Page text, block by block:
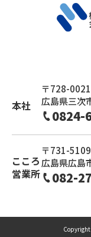
本社
〒728-0021
広島県三次
0824-
こころ
営業所
〒731-5109
広島県広島
082-
Copyright